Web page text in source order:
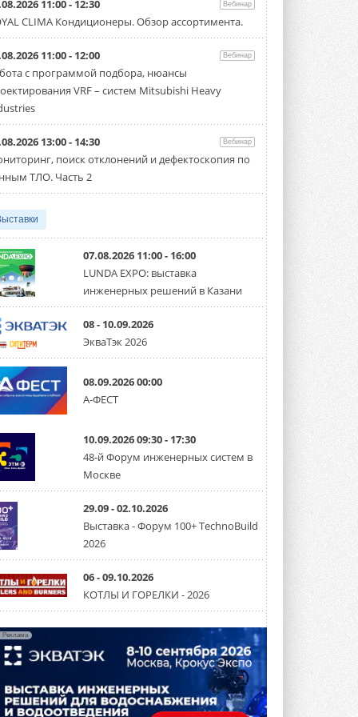
флагманский чиллер AquaEdge
19XR
Чиллер получил новую версию,
работающую на хладагенте R1234ze ...
31 ИЮЛЯ 2026
Mitsubishi расширяет
компанию MEHITS US Inc. ...
31 ИЮЛЯ 2026
свой специальный перечень Covered ...
31 ИЮЛЯ 2026
Уже через месяц в России
можно будет устанавливать
солнечные панели в МКД
С 1 сентября снимается запрет на
микрогенерацию в многоквартирных ...
30 ИЮЛЯ 2026
Канальные вентиляторы с ЕС-
двигателями Sysimple TRS EC
Poti
30 ИЮЛЯ 2026
Краска для окон: как выбрать
состав, который не
растрескается после первой
зимы
Частые вопросы о краске для окон ...
30 ИЮЛЯ 2026
СИЭНПИ РУС представила
новую серию консольных
насосов NM
помогает снизить энергопотребление ...
30 ИЮЛЯ 2026
Группа «Теплолюкс» открыла
новую производственную
площадку
Открытие нового завода состоялось
сегодня в Мытищах ...
11:00 - 12:30 Вебинар
CLIMA Кондиционеры. Обзор ассортимента.
11:00 - 12:00 Вебинар
с программой подбора, нюансы
VRF – систем Mitsubishi Heavy
13:00 - 14:30 Вебинар
поиск отклонений и дефектоскопия по
ТЛО. Часть 2
07.08.2026 11:00 - 16:00
LUNDA EXPO: выставка
инженерных решений в Казани
08 - 10.09.2026
ЭкваТэк 2026
08.09.2026 00:00
А-ФЕСТ
10.09.2026 09:30 - 17:30
48-й Форум инженерных систем в
Москве
29.09 - 02.10.2026
Выставка - Форум 100+ TechnoBuild
2026
06 - 09.10.2026
КОТЛЫ И ГОРЕЛКИ - 2026
Реклама